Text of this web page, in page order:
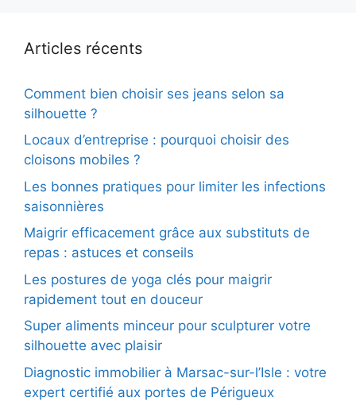
Articles récents
Comment bien choisir ses jeans selon sa
silhouette ?
Locaux d’entreprise : pourquoi choisir des
cloisons mobiles ?
Les bonnes pratiques pour limiter les infections
saisonnières
Maigrir efficacement grâce aux substituts de
repas : astuces et conseils
Les postures de yoga clés pour maigrir
rapidement tout en douceur
Super aliments minceur pour sculpturer votre
silhouette avec plaisir
Diagnostic immobilier à Marsac-sur-l’Isle : votre
expert certifié aux portes de Périgueux